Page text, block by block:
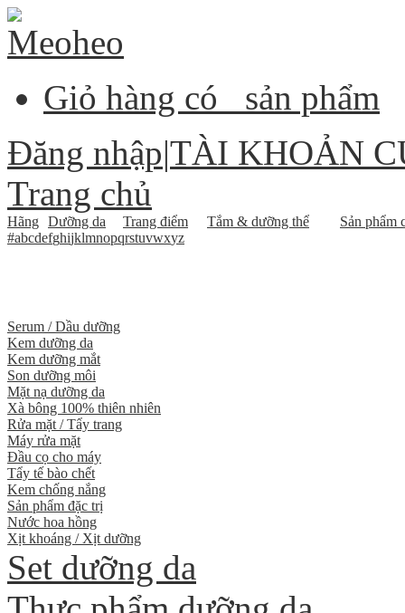
Giỏ hàng có
sản phẩm
Đăng nhập|TÀI KHOẢN
Trang chủ
Hãng Dưỡng da Trang điểm Tắm & dưỡng thể
Sản phẩm
#abcdefghijklmnopqrstuvwxyz
Serum / Dầu dưỡng
Kem dưỡng da
Kem dưỡng mắt
Son dưỡng môi
Mặt nạ dưỡng da
Xà bông 100% thiên nhiên
Rửa mặt / Tẩy trang
Máy rửa mặt
Đầu cọ cho máy
Tẩy tế bào chết
Kem chống nắng
Sản phẩm đặc trị
Nước hoa hồng
Xịt khoáng / Xịt dưỡng
Set dưỡng da